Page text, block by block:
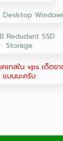
Desktop
Redudant SSD
Storage
เทสใน vps เด็ดข
แบนนะครับ